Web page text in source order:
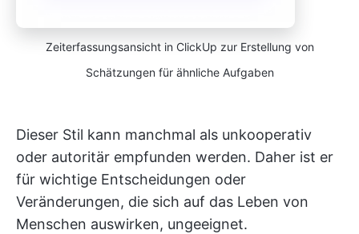
Zeiterfassungsansicht in ClickUp zur Erstellung von
Schätzungen für ähnliche Aufgaben
Dieser Stil kann manchmal als unkooperativ
oder autoritär empfunden werden. Daher ist er
für wichtige Entscheidungen oder
Veränderungen, die sich auf das Leben von
Menschen auswirken, ungeeignet.